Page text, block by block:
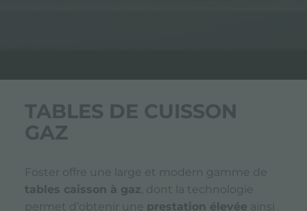
TABLES DE CUISSON
GAZ
Foster offre une large et modern gamme de
tables caisson à gaz, dont la technologie
permet d’obtenir une prestation élevée ainsi